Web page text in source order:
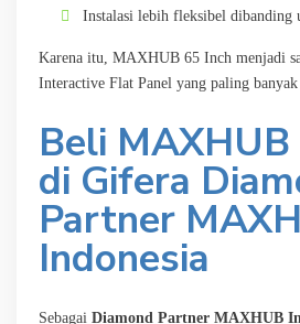
Instalasi lebih fleksibel dibanding
Karena itu, MAXHUB 65 Inch menjadi
Interactive Flat Panel yang paling
Beli MAXHUB
di Gifera
Partner
Indonesia
Sebagai Diamond Partner MAXHUB